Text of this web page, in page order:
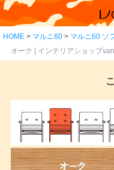
HOME マルニ60 マルニ60 ソ
オーク | インテリアショップ